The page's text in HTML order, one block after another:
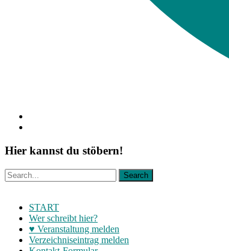
Hier kannst du stöbern!
START
Wer schreibt hier?
♥ Veranstaltung melden
Verzeichniseintrag melden